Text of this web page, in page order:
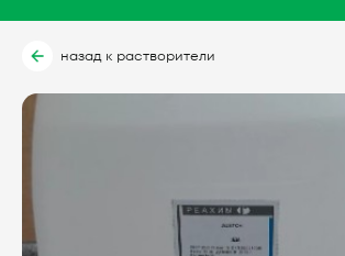
назад к растворители